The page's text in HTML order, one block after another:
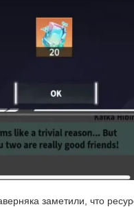
заметили, что